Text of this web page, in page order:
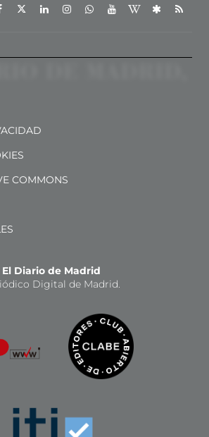
COMMONS
El Diario de Madrid
Digital de Madrid.